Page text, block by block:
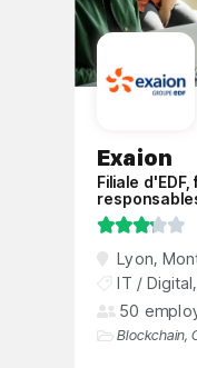
Exaion
Filiale

Lyon,
IT / Digital,
50
Blockchain,